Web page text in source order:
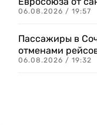
06.08.2026 / 19:57
Пассажиры в
отменами
06.08.2026 / 19:32